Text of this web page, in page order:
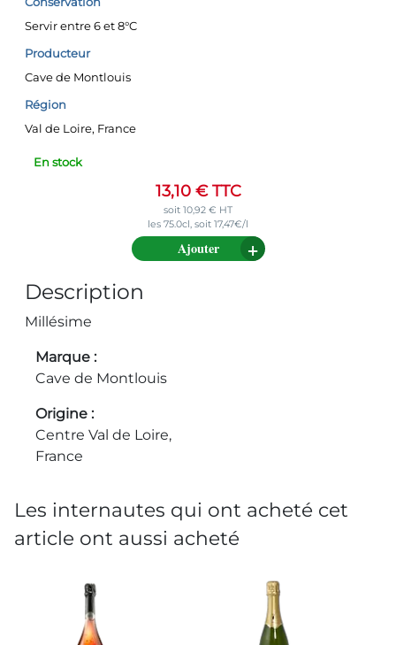
Servir entre 6 et 8°C
Producteur
Cave de Montlouis
Région
Val de Loire, France
En stock
13,10 €TTC
soit 10,92 € HT
les 75.0cl, soit 17,47€/l
Ajouter
Description
Millésime
Marque
Cave de Montlouis
Origine
Centre Val de Loire,
France
Les internautes qui ont acheté cet
article ont aussi acheté